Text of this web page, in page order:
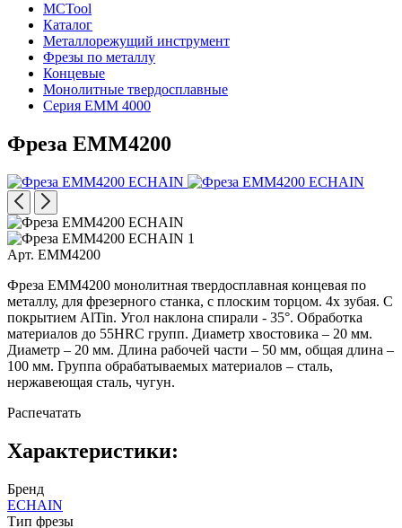
MCTool
Каталог
Металлорежущий инструмент
Фрезы по металлу
Концевые
Монолитные твердосплавные
Серия EMM 4000
Фреза EMM4200
Арт. EMM4200
Фреза EMM4200 монолитная твердосплавная концевая по
металлу, для фрезерного станка, с плоским торцом. 4х зубая. С
покрытием AlTin. Угол наклона спирали - 35°. Обработка
материалов до 55HRC групп. Диаметр хвостовика – 20 мм.
Диаметр – 20 мм. Длина рабочей части – 50 мм, общая длина –
100 мм. Группа обрабатываемых материалов – сталь,
нержавеющая сталь, чугун.
Распечатать
Характеристики:
Бренд
ECHAIN
Тип фрезы